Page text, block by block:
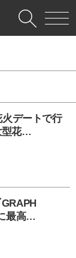
火デートで行
型花…
最高…